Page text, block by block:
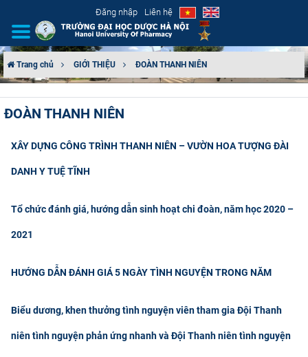
Đăng nhập Liên hệ
Trang chủ GIỚI THIỆU ĐOÀN THANH NIÊN
ĐOÀN THANH NIÊN
XÂY DỰNG CÔNG TRÌNH THANH NIÊN – VƯỜN HOA TƯỢNG ĐÀI
DANH Y TUỆ TĨNH
Tổ chức đánh giá, hướng dẫn sinh hoạt chi đoàn, năm học 2020 –
2021
HƯỚNG DẪN ĐÁNH GIÁ 5 NGÀY TÌNH NGUYỆN TRONG NĂM
Biểu dương, khen thưởng tình nguyện viên tham gia Đội Thanh
niên tình nguyện phản ứng nhanh và Đội Thanh niên tình nguyện